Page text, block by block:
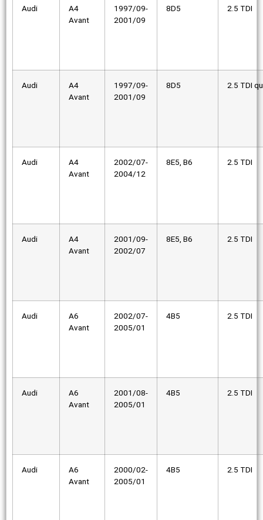
Audi
A4
Avant
1997/09-
2001/09
8D5 2.5 TDI
Audi
A4
Avant
1997/09-
2001/09
8D5 2.5 TDI
Audi
A4
Avant
2002/07-
2004/12
8E5, B6 2.5 TDI
Audi
A4
Avant
2001/09-
2002/07
8E5, B6 2.5 TDI
Audi
A6
Avant
2002/07-
2005/01
4B5 2.5 TDI
Audi
A6
Avant
2001/08-
2005/01
4B5 2.5 TDI
Audi
A6
Avant
2000/02-
2005/01
4B5 2.5 TDI